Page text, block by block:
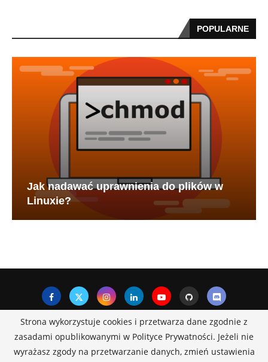
POPULARNE
Jak nadawać uprawnienia do plików w
Linuxie?
Spis treści Blog i autorzy
Kontakt
Polityka prywatności
Strona wykorzystuje cookies i przetwarza dane zgodnie z
zasadami opublikowanymi w Polityce Prywatności. Jeżeli nie
wyrażasz zgody na przetwarzanie danych, zmień ustawienia